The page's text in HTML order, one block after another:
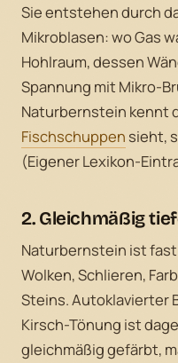
Sie entstehen durch
Mikroblasen: wo Gas
Hohlraum, dessen
Spannung mit Mikro-
Naturbernstein kennt
Fischschuppen sieht,
(Eigener Lexikon-
2. Gleichmäßig
Naturbernstein ist
Wolken, Schlieren,
Steins. Autoklavierter
Kirsch-Tönung ist
gleichmäßig gefärbt,